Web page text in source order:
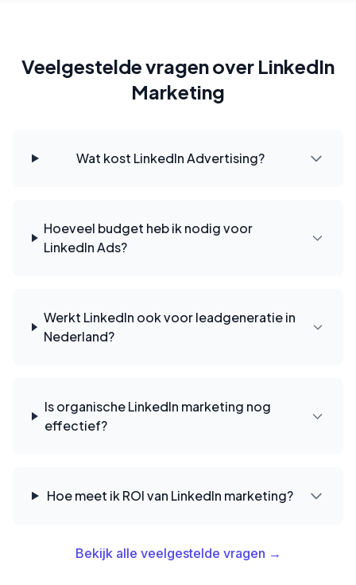
Veelgestelde vragen over LinkedIn
Marketing
Wat kost LinkedIn Advertising?
Hoeveel budget heb ik nodig voor
LinkedIn Ads?
Werkt LinkedIn ook voor leadgeneratie in
Nederland?
Is organische LinkedIn marketing nog
effectief?
Hoe meet ik ROI van LinkedIn marketing?
Bekijk alle veelgestelde vragen →